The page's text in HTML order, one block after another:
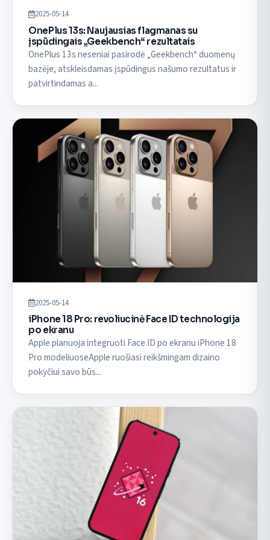
2025-05-14
OnePlus 13s: Naujausias flagmanas su
įspūdingais „Geekbench“ rezultatais
OnePlus 13s neseniai pasirodė „Geekbench“ duomenų
bazėje, atskleisdamas įspūdingus našumo rezultatus ir
patvirtindamas a...
2025-05-14
iPhone 18 Pro: revoliucinė Face ID technologija
po ekranu
Apple planuoja integruoti Face ID po ekranu iPhone 18
Pro modeliuoseApple ruošiasi reikšmingam dizaino
pokyčiui savo būs...